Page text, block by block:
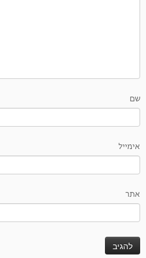
שם
אימייל
אתר